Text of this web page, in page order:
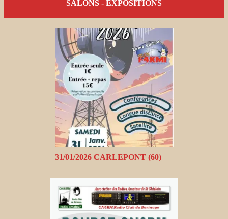
SALONS - EXPOSITIONS
31/01/2026 CARLEPONT (60)